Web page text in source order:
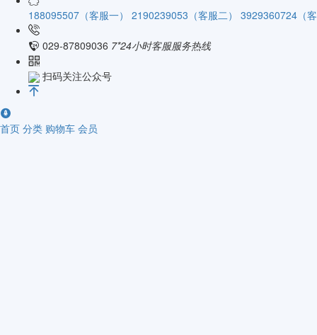
188095507（客服一） 2190239053（客服二） 3929360724（
029-87809036 7*24小时客服服务热线
扫码关注公众号
首页 分类 购物车 会员